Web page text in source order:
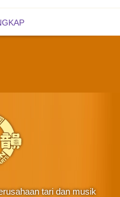
tari dan musik